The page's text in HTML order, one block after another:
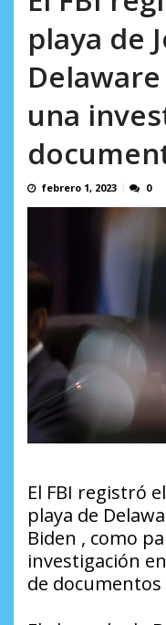
playa de
una
febrero 1, 2023 0
El FBI registró
playa de
Biden , como
investigación
de documentos